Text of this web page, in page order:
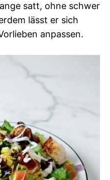
satt, ohne schwer
lässt er sich
anpassen.